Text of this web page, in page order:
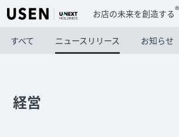
お店の未来を創造する®
すべて ニュースリリース お知らせ
経営